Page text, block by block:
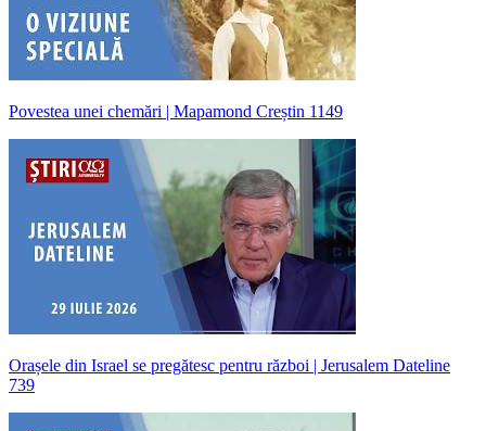
Povestea unei chemări | Mapamond Creștin 1149
Orașele din Israel se pregătesc pentru război | Jerusalem Dateline
739